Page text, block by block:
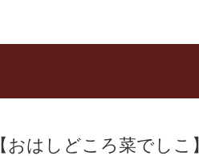
【おはしどころ菜でし